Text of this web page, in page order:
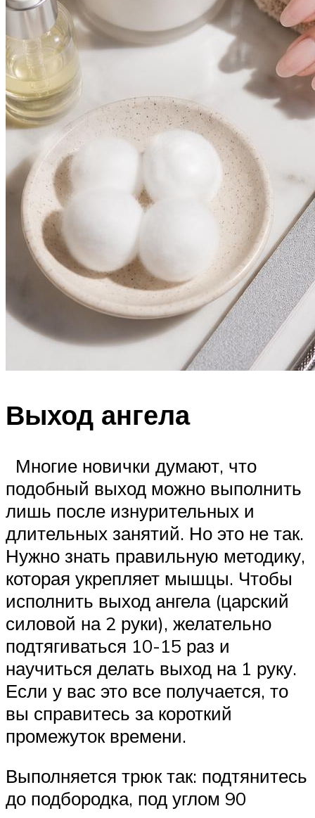
Выход ангела
Многие новички думают, что
подобный выход можно выполнить
лишь после изнурительных и
длительных занятий. Но это не так.
Нужно знать правильную методику,
которая укрепляет мышцы. Чтобы
исполнить выход ангела (царский
силовой на 2 руки), желательно
подтягиваться 10-15 раз и
научиться делать выход на 1 руку.
Если у вас это все получается, то
вы справитесь за короткий
промежуток времени.
Выполняется трюк так: подтянитесь
до подбородка, под углом 90